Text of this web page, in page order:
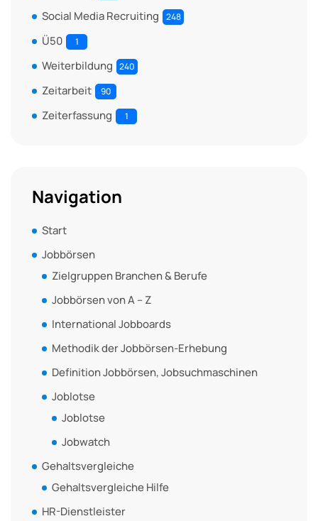
Social Media Recruiting 248
Ü50 1
Weiterbildung 240
Zeitarbeit 90
Zeiterfassung 1
Navigation
Start
Jobbörsen
Zielgruppen Branchen & Berufe
Jobbörsen von A – Z
International Jobboards
Methodik der Jobbörsen-Erhebung
Definition Jobbörsen, Jobsuchmaschinen
Joblotse
Joblotse
Jobwatch
Gehaltsvergleiche
Gehaltsvergleiche Hilfe
HR-Dienstleister